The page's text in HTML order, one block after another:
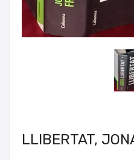
LLIBERTAT,